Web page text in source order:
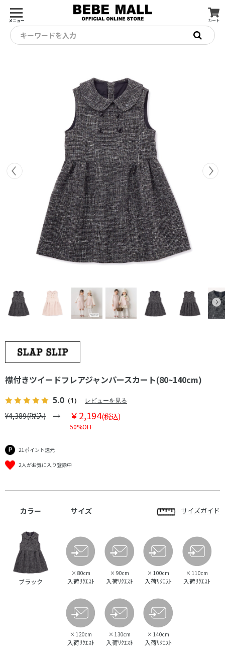
メニュー カート
キーワードを入力
襟付きツイードフレアジャンパースカート(80~140cm)
5.0 （1） レビューを見る
¥4,389(税込) ￥2,194(税込)
50%OFF
21ポイント還元
2人がお気に入り登録中
カラー サイズ サイズガイド
ブラック
× 80cm
入荷ﾘｸｴｽﾄ
× 90cm
入荷ﾘｸｴｽﾄ
× 100cm
入荷ﾘｸｴｽﾄ
× 110cm
入荷ﾘｸｴｽﾄ
× 120cm
入荷ﾘｸｴｽﾄ
× 130cm
入荷ﾘｸｴｽﾄ
× 140cm
入荷ﾘｸｴｽﾄ